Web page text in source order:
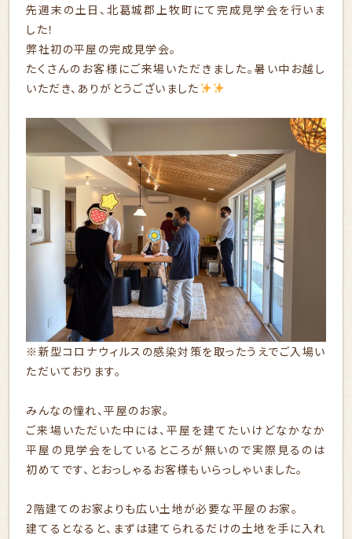
先週末の土日、北葛城郡上牧町にて完成見学会を行いま
した！
弊社初の平屋の完成見学会。
たくさんのお客様にご来場いただきました。暑い中お越し
いただき、ありがとうございました
※新型コロナウィルスの感染対策を取ったうえでご入場い
ただいております。
みんなの憧れ、平屋のお家。
ご来場いただいた中には、平屋を建てたいけどなかなか
平屋の見学会をしているところが無いので実際見るのは
初めてです、とおっしゃるお客様もいらっしゃいました。
2階建てのお家よりも広い土地が必要な平屋のお家。
建てるとなると、まずは建てられるだけの土地を手に入れ